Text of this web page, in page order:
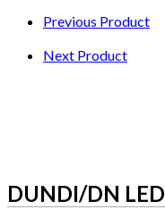
Previous Product
Next Product
DUNDI/DN LED